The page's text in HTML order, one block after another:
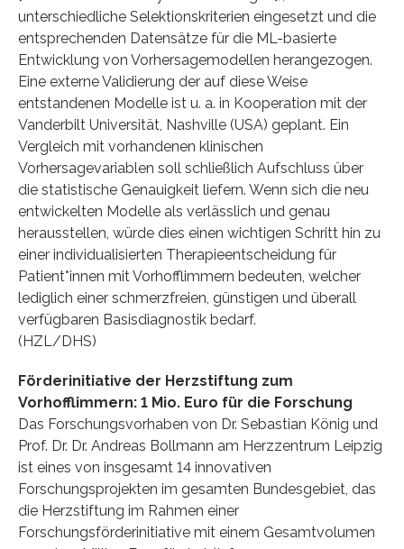
unterschiedliche Selektionskriterien eingesetzt und die
entsprechenden Datensätze für die ML-basierte
Entwicklung von Vorhersagemodellen herangezogen.
Eine externe Validierung der auf diese Weise
entstandenen Modelle ist u. a. in Kooperation mit der
Vanderbilt Universität, Nashville (USA) geplant. Ein
Vergleich mit vorhandenen klinischen
Vorhersagevariablen soll schließlich Aufschluss über
die statistische Genauigkeit liefern. Wenn sich die neu
entwickelten Modelle als verlässlich und genau
herausstellen, würde dies einen wichtigen Schritt hin zu
einer individualisierten Therapieentscheidung für
Patient*innen mit Vorhofflimmern bedeuten, welcher
lediglich einer schmerzfreien, günstigen und überall
verfügbaren Basisdiagnostik bedarf.
(HZL/DHS)
Förderinitiative der Herzstiftung zum
Vorhofflimmern: 1 Mio. Euro für die Forschung
Das Forschungsvorhaben von Dr. Sebastian König und
Prof. Dr. Dr. Andreas Bollmann am Herzzentrum Leipzig
ist eines von insgesamt 14 innovativen
Forschungsprojekten im gesamten Bundesgebiet, das
die Herzstiftung im Rahmen einer
Forschungsförderinitiative mit einem Gesamtvolumen